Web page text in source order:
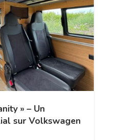
» – Un
sur Volkswagen